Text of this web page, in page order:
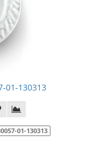
01-130313
01-130313